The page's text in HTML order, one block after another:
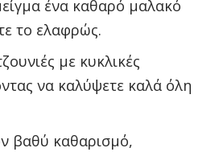
ένα καθαρό μαλακό
το ελαφρώς.
με κυκλικές
να καλύψετε καλά όλη
βαθύ καθαρισμό,